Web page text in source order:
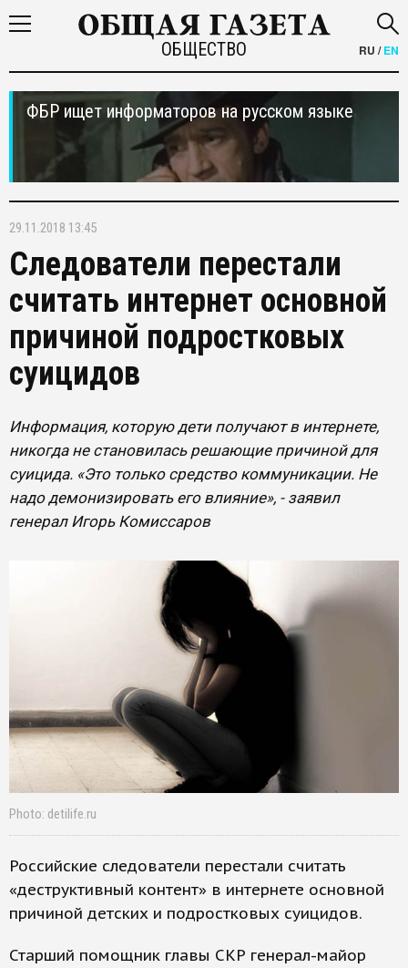
ОБЩЕСТВО RU /EN
ФБР ищет информаторов на русском языке
29.11.2018 13:45
Следователи перестали
считать интернет основной
причиной подростковых
суицидов
Информация, которую дети получают в интернете,
никогда не становилась решающие причиной для
суицида. «Это только средство коммуникации. Не
надо демонизировать его влияние», - заявил
генерал Игорь Комиссаров
Photo: detilife.ru
Российские следователи перестали считать
«деструктивный контент» в интернете основной
причиной детских и подростковых суицидов.
Старший помощник главы СКР генерал-майор